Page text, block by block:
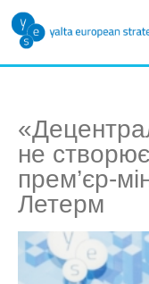
не
прем’єр-
Летерм